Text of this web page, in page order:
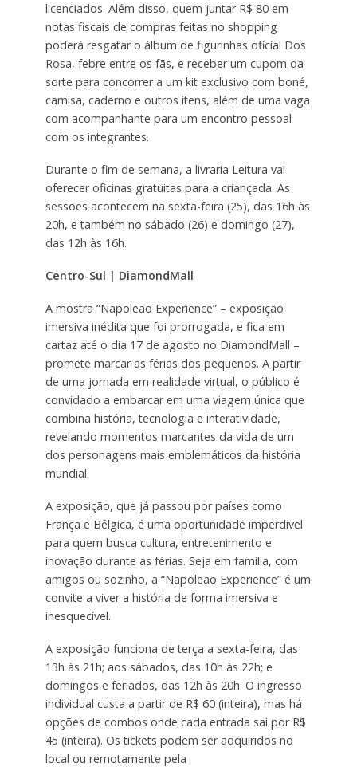
licenciados. Além disso, quem juntar R$ 80 em
notas fiscais de compras feitas no shopping
poderá resgatar o álbum de figurinhas oficial Dos
Rosa, febre entre os fãs, e receber um cupom da
sorte para concorrer a um kit exclusivo com boné,
camisa, caderno e outros itens, além de uma vaga
com acompanhante para um encontro pessoal
com os integrantes.
Durante o fim de semana, a livraria Leitura vai
oferecer oficinas gratuitas para a criançada. As
sessões acontecem na sexta-feira (25), das 16h às
20h, e também no sábado (26) e domingo (27),
das 12h às 16h.
Centro-Sul | DiamondMall
A mostra “Napoleão Experience” – exposição
imersiva inédita que foi prorrogada, e fica em
cartaz até o dia 17 de agosto no DiamondMall –
promete marcar as férias dos pequenos. A partir
de uma jornada em realidade virtual, o público é
convidado a embarcar em uma viagem única que
combina história, tecnologia e interatividade,
revelando momentos marcantes da vida de um
dos personagens mais emblemáticos da história
mundial.
A exposição, que já passou por países como
França e Bélgica, é uma oportunidade imperdível
para quem busca cultura, entretenimento e
inovação durante as férias. Seja em família, com
amigos ou sozinho, a “Napoleão Experience” é um
convite a viver a história de forma imersiva e
inesquecível.
A exposição funciona de terça a sexta-feira, das
13h às 21h; aos sábados, das 10h às 22h; e
domingos e feriados, das 12h às 20h. O ingresso
individual custa a partir de R$ 60 (inteira), mas há
opções de combos onde cada entrada sai por R$
45 (inteira). Os tickets podem ser adquiridos no
local ou remotamente pela